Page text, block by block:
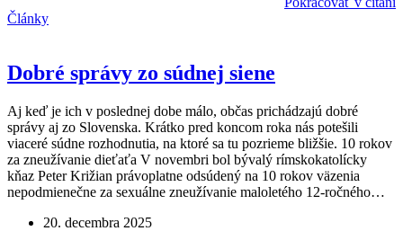
Články
Dobré správy zo súdnej siene
Aj keď je ich v poslednej dobe málo, občas prichádzajú dobré
správy aj zo Slovenska. Krátko pred koncom roka nás potešili
viaceré súdne rozhodnutia, na ktoré sa tu pozrieme bližšie. 10 rokov
za zneužívanie dieťaťa V novembri bol bývalý rímskokatolícky
kňaz Peter Križian právoplatne odsúdený na 10 rokov väzenia
nepodmienečne za sexuálne zneužívanie maloletého 12-ročného…
20. decembra 2025